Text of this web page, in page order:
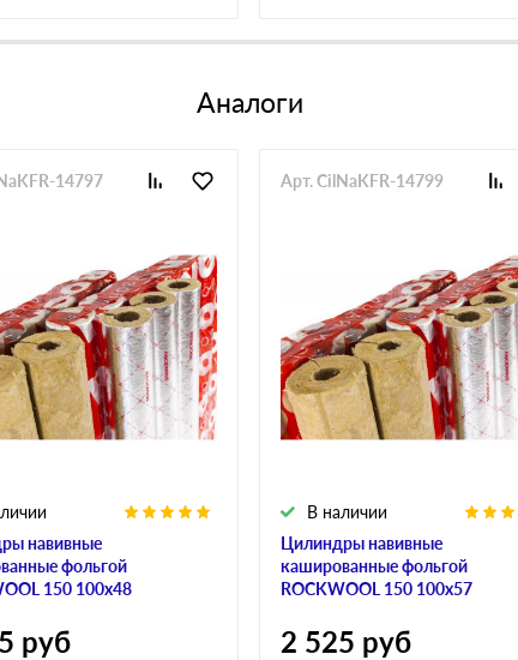
Аналоги
навивные
фольгой
150 100х48
14797
руб
Цилиндры навивные
кашированные фольгой
ROCKWOOL 150 100х57
В наличии
Арт. CilNaKFR-14799
2 525 руб